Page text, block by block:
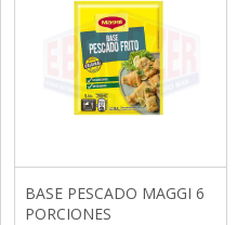
BASE PESCADO MAGGI 6
PORCIONES